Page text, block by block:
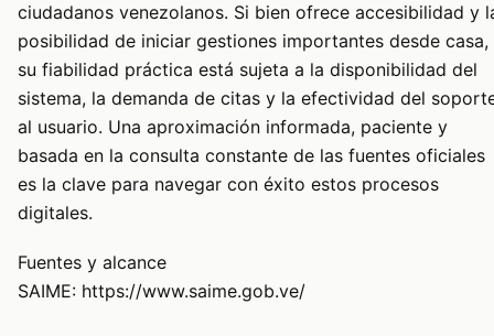
ciudadanos venezolanos. Si bien ofrece accesibilidad y
posibilidad de iniciar gestiones importantes desde casa,
su fiabilidad práctica está sujeta a la disponibilidad del
sistema, la demanda de citas y la efectividad del
al usuario. Una aproximación informada, paciente y
basada en la consulta constante de las fuentes oficiales
es la clave para navegar con éxito estos procesos
digitales.
Fuentes y alcance
SAIME: https://www.saime.gob.ve/